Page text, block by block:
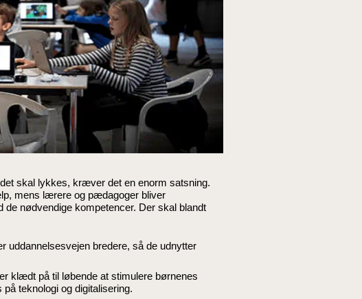
skal lykkes, kræver det en enorm satsning.
mens lærere og pædagoger bliver
nødvendige kompetencer. Der skal blandt
uddannelsesvejen bredere, så de udnytter
klædt på til løbende at stimulere børnenes
teknologi og digitalisering.